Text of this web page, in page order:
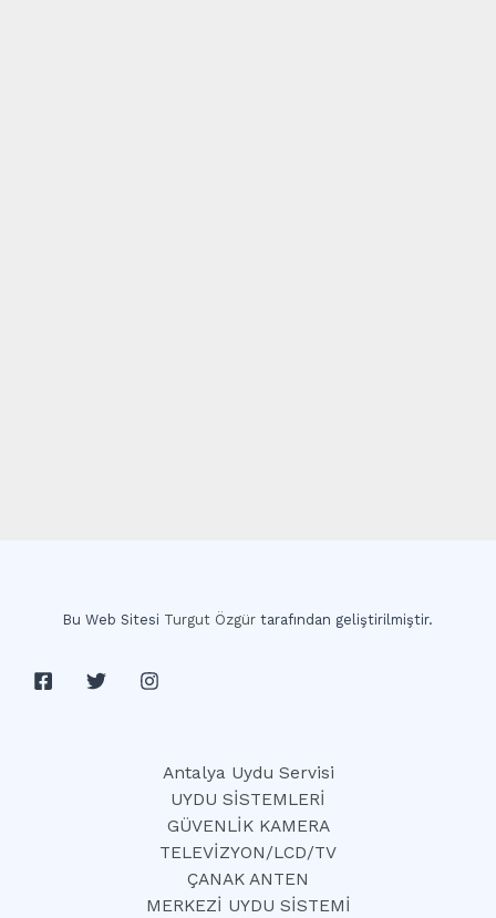
Bu Web Sitesi Turgut Özgür tarafından geliştirilmiştir.
Antalya Uydu Servisi
UYDU SİSTEMLERİ
GÜVENLİK KAMERA
TELEVİZYON/LCD/TV
ÇANAK ANTEN
MERKEZİ UYDU SİSTEMİ